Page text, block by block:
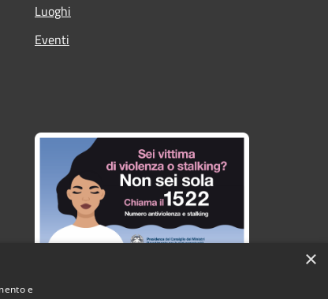
Luoghi
Eventi
×
e